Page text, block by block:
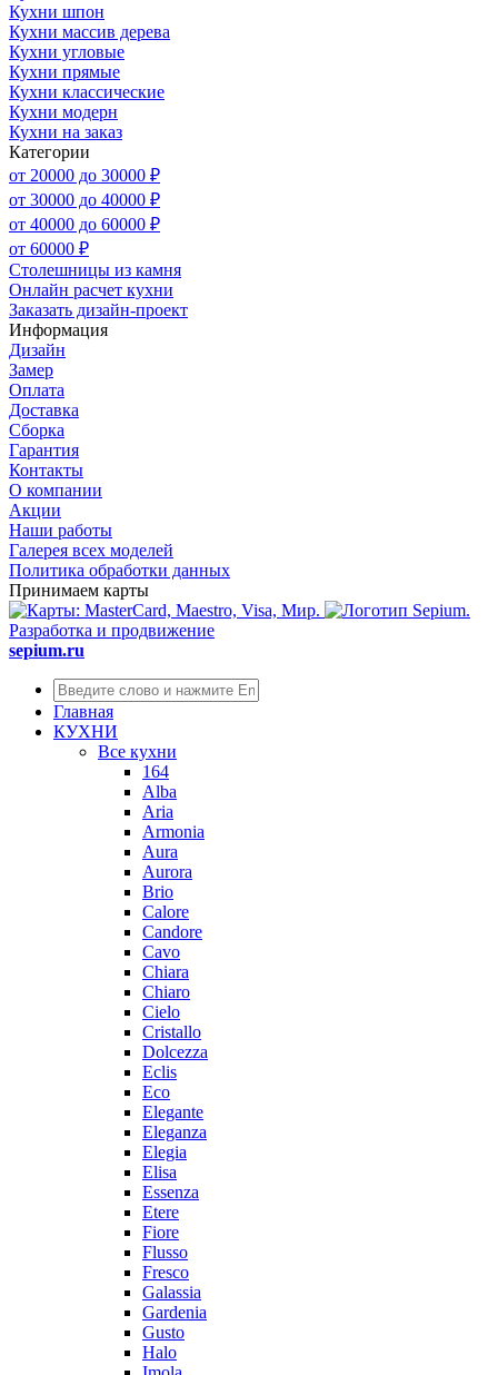
Кухни шпон
Кухни массив дерева
Кухни угловые
Кухни прямые
Кухни классические
Кухни модерн
Кухни на заказ
Категории
от 20000 до 30000 ₽
от 30000 до 40000 ₽
от 40000 до 60000 ₽
от 60000 ₽
Столешницы из камня
Онлайн расчет кухни
Заказать дизайн-проект
Информация
Дизайн
Замер
Оплата
Доставка
Сборка
Гарантия
Контакты
О компании
Акции
Наши работы
Галерея всех моделей
Политика обработки данных
Принимаем карты
Разработка и продвижение
sepium.ru
Главная
КУХНИ
Все кухни
164
Alba
Aria
Armonia
Aura
Aurora
Brio
Calore
Candore
Cavo
Chiara
Chiaro
Cielo
Cristallo
Dolcezza
Eclis
Eco
Elegante
Eleganza
Elegia
Elisa
Essenza
Etere
Fiore
Flusso
Fresco
Galassia
Gardenia
Gusto
Halo